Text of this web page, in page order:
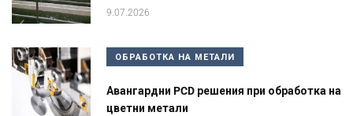
9.07.2026
ОБРАБОТКА НА МЕТАЛИ
Авангардни PCD решения при обработка на
цветни метали